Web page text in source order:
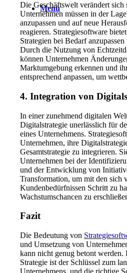
Menü
Die Geschäftswelt verändert sich
Unternehmen müssen in der
anzupassen und auf neue
reagieren. Strategiesoftware
Strategien bei Bedarf
Durch die Nutzung von
können Unternehmen
Marktumgebung erkennen und
entsprechend anpassen, um
4. Integration von
In einer zunehmend digitalen
Digitalstrategie unerlässlich für
eines Unternehmens.
Unternehmen, ihre
Gesamtstrategie zu integrieren.
Unternehmen bei der
und der Entwicklung von
Transformation, um mit den sich
Kundenbedürfnissen Schritt zu
Wachstumschancen zu
Fazit
Die Bedeutung von
und Umsetzung von
kann nicht genug betont werden.
Strategie ist der Schlüssel zum
Unternehmens, und die richtige